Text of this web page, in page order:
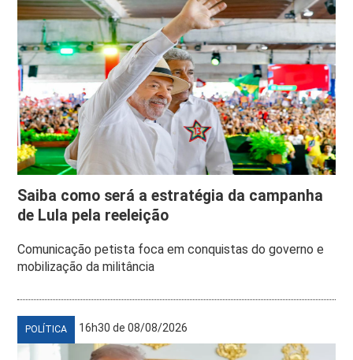
Saiba como será a estratégia da campanha
de Lula pela reeleição
Comunicação petista foca em conquistas do governo e
mobilização da militância
POLÍTICA 16h30 de 08/08/2026